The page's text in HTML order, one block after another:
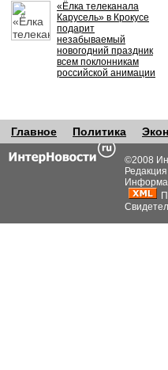
«Ёлка телеканала
Карусель» в Крокусе
подарит
незабываемый
новогодний праздник
всем поклонникам
российской анимации
Главное Политика
©2008